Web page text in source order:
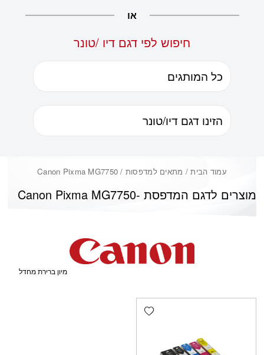
או
חיפוש לפי דגם דיו /טונר
עמוד הבית/ מתאים למדפסות / Canon Pixma MG7750
Canon Pixma MG7750מוצרים לדגם המדפסת -
Add wishlist